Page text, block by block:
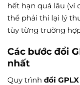
hết hạn quá lâu (ví
thể phải thi lại lý
tùy từng trường
Các bước đổi
nhất
Quy trình đổi GPLX